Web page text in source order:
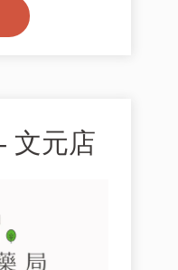
文元店